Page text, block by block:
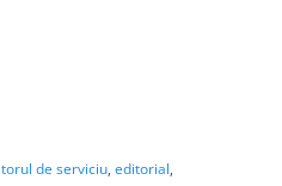
de serviciu, editorial,